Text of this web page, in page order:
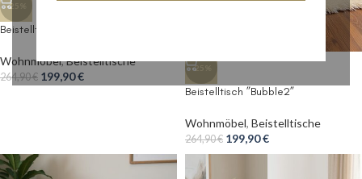
-25%
Beistelltisch „Bubble“
Wohnmöbel,Beistelltische
264,90€ 199,90€
-25%
Beistelltisch ”Bubble2”
Wohnmöbel, Beistelltische
264,90€ 199,90€